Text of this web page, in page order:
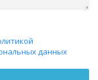
данных